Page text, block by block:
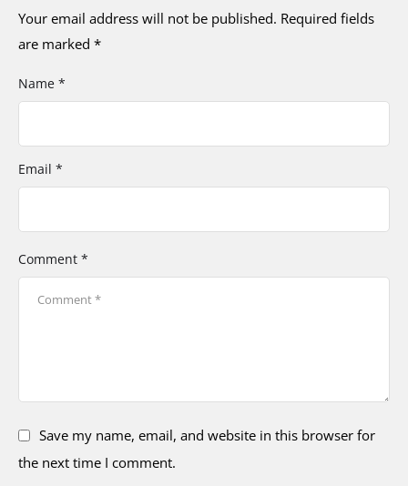
Your email address will not be published. Required fields
are marked *
Comment *
Name *
Email *
Save my name, email, and website in this browser for
the next time I comment.